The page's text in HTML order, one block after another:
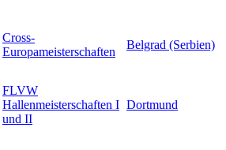
Cross-
Europameisterschaften
Belgrad (Serbien)
FLVW
Hallenmeisterschaften I
und II
Dortmund